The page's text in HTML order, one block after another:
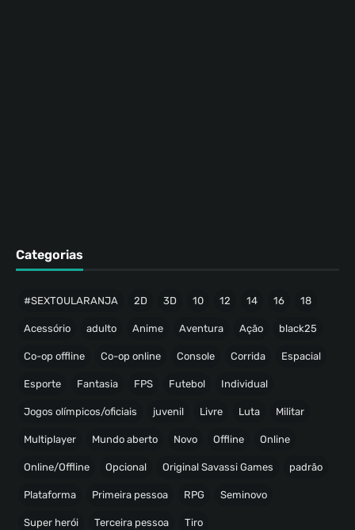
Categorias
#SEXTOULARANJA 2D 3D 10 12 14 16 18
Acessório adulto Anime Aventura Ação black25
Co-op offline Co-op online Console Corrida Espacial
Esporte Fantasia FPS Futebol Individual
Jogos olímpicos/oficiais juvenil Livre Luta Militar
Multiplayer Mundo aberto Novo Offline Online
Online/Offline Opcional Original Savassi Games padrão
Plataforma Primeira pessoa RPG Seminovo
Super herói Terceira pessoa Tiro